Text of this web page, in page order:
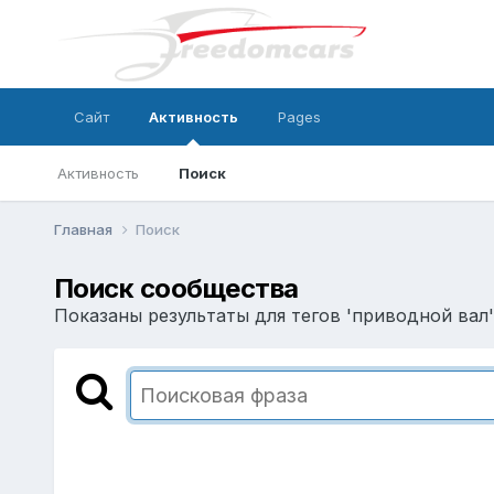
Сайт Активность
Активность Поиск
Pages
Главная Поиск
Поиск сообщества
Показаны результаты для тегов 'приводной